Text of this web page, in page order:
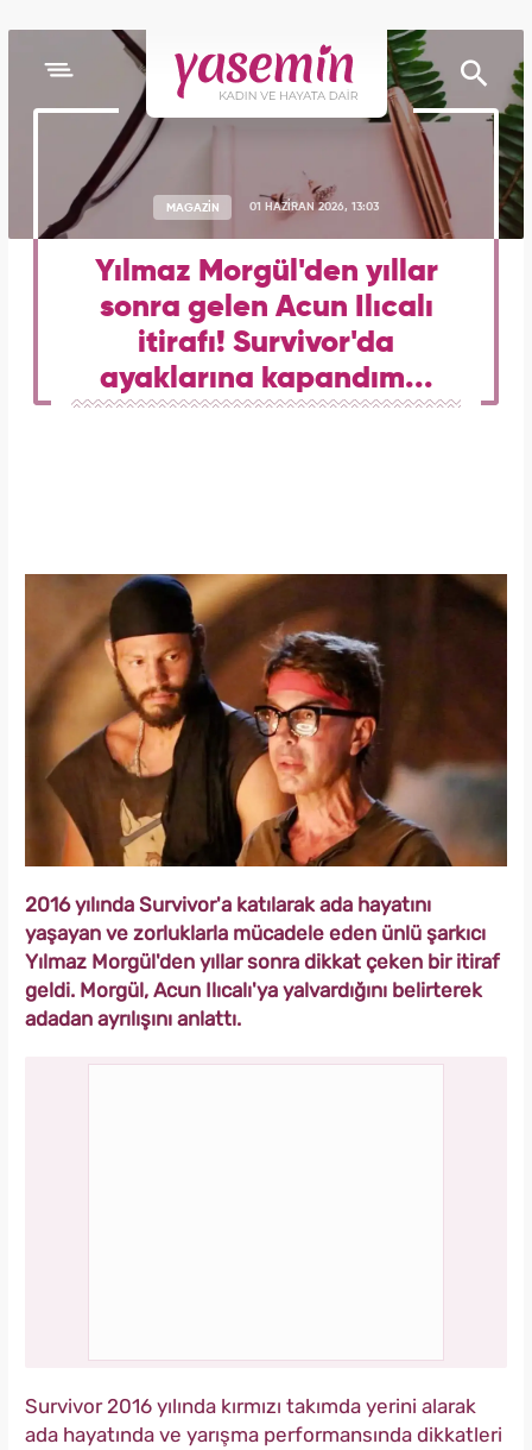
MAGAZİN 01 HAZİRAN 2026, 13:03
Yılmaz Morgül'den yıllar
sonra gelen Acun Ilıcalı
itirafı! Survivor'da
ayaklarına kapandım...
2016 yılında Survivor'a katılarak ada hayatını
yaşayan ve zorluklarla mücadele eden ünlü şarkıcı
Yılmaz Morgül'den yıllar sonra dikkat çeken bir itiraf
geldi. Morgül, Acun Ilıcalı'ya yalvardığını belirterek
adadan ayrılışını anlattı.
Survivor 2016 yılında kırmızı takımda yerini alarak
ada hayatında ve yarışma performansında dikkatleri